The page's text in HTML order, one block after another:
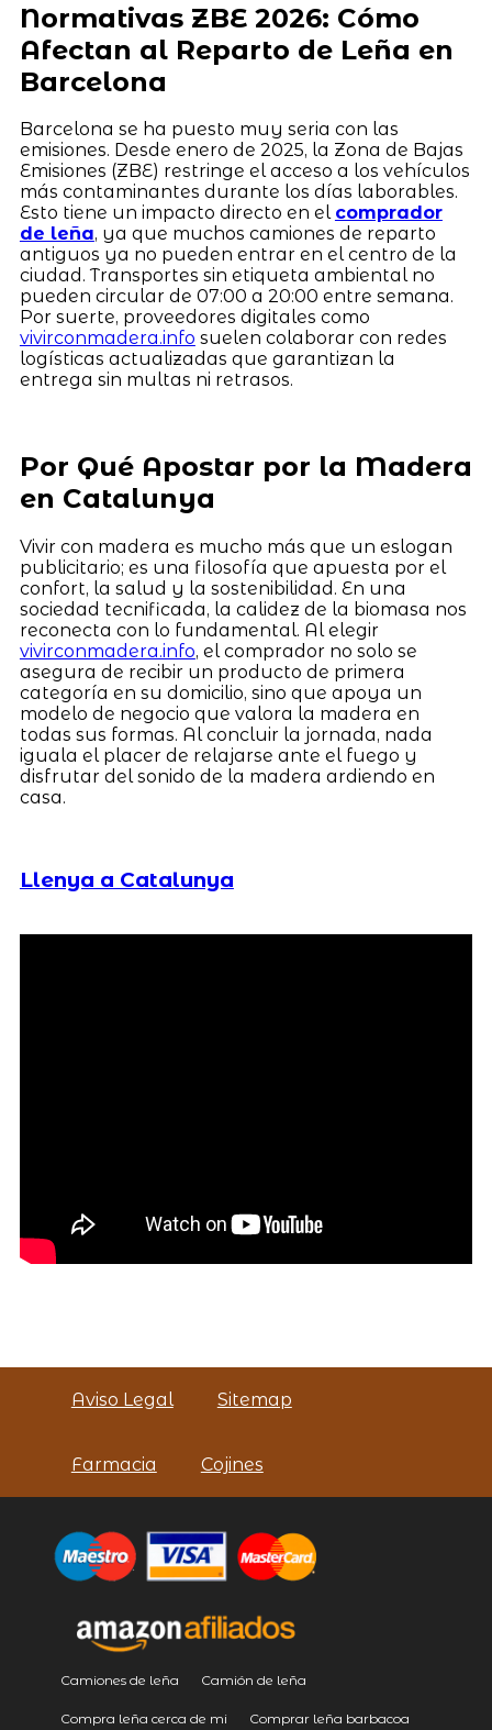
Normativas ZBE 2026: Cómo
Afectan al Reparto de Leña en
Barcelona
Barcelona se ha puesto muy seria con las
emisiones. Desde enero de 2025, la Zona de Bajas
Emisiones (ZBE) restringe el acceso a los vehículos
más contaminantes durante los días laborables.
Esto tiene un impacto directo en el comprador
de leña, ya que muchos camiones de reparto
antiguos ya no pueden entrar en el centro de la
ciudad. Transportes sin etiqueta ambiental no
pueden circular de 07:00 a 20:00 entre semana.
Por suerte, proveedores digitales como
vivirconmadera.info suelen colaborar con redes
logísticas actualizadas que garantizan la
entrega sin multas ni retrasos.
Por Qué Apostar por la Madera
en Catalunya
Vivir con madera es mucho más que un eslogan
publicitario; es una filosofía que apuesta por el
confort, la salud y la sostenibilidad. En una
sociedad tecnificada, la calidez de la biomasa nos
reconecta con lo fundamental. Al elegir
vivirconmadera.info, el comprador no solo se
asegura de recibir un producto de primera
categoría en su domicilio, sino que apoya un
modelo de negocio que valora la madera en
todas sus formas. Al concluir la jornada, nada
iguala el placer de relajarse ante el fuego y
disfrutar del sonido de la madera ardiendo en
casa.
Llenya a Catalunya
Aviso Legal Sitemap
Farmacia Cojines
Camiones de leña Camión de leña
Compra leña cerca de mi Comprar leña barbacoa